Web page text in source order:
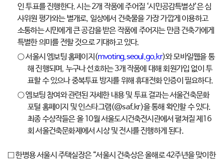
인 투표를 진행한다. 시는 2개 작품에 주어질 ‘시민공감특별상’은 심
사위원 평가와는 별개로, 일상에서 건축물을 가장 가깝게 이용하고
소통하는 시민에게 큰 공감을 받은 작품에 주어지는 만큼 건축가에게
특별한 의미를 전할 것으로 기대하고 있다.
○ 서울시 엠보팅 홈페이지(mvoting.seoul.go.kr)와 모바일웹을 통
해 진행되며, 누구나 선호하는 3개 작품에 대해 회원가입 없이 투
표할 수 있으나 중복투표 방지를 위해 휴대전화 인증이 필요하다.
○ 엠보팅 참여와 관련된 자세한 내용 및 투표 결과는 서울건축문화
포털 홈페이지 및 인스타그램(@saf.kr)을 통해 확인할 수 있다.
최종 수상작들은 올 10월 서울도시건축전시관에서 펼쳐질 제16
회 서울건축문화제에서 시상 및 전시를 진행하게 된다.
□ 한병용 서울시 주택실장은 “서울시 건축상은 올해로 42주년을 맞이한